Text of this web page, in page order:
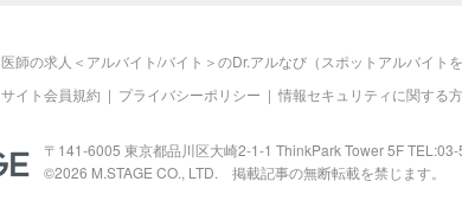
医師の求人＜アルバイト/バイト＞のDr.アルなび（スポットアルバイト
サイト会員規約 | プライバシーポリシー | 情報セキュリティに関する
M.STAGE
〒141-6005 東京都品川区大崎2-1-1 ThinkPark Tower 5F
©2026 M.STAGE CO., LTD. 掲載記事の無断転載を禁じます。